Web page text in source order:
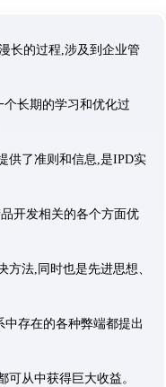
长的过程,涉及到企业管
长期的学习和优化过
供了准则和信息,是IPD实
开发相关的各个方面优
法,同时也是先进思想、
存在的各种弊端都提出
可从中获得巨大收益。